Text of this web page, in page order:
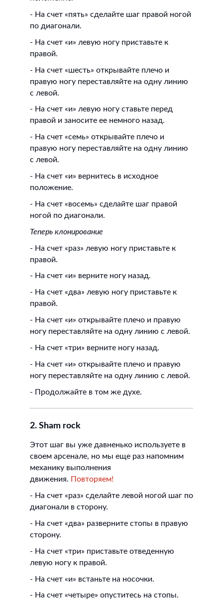
- На счет «пять» сделайте шаг правой ногой
по диагонали.
- На счет «и» левую ногу приставьте к
правой.
- На счет «шесть» открывайте плечо и
правую ногу переставляйте на одну линию
с левой.
- На счет «и» левую ногу ставьте перед
правой и заносите ее немного назад.
- На счет «семь» открывайте плечо и
правую ногу переставляйте на одну линию
с левой.
- На счет «и» вернитесь в исходное
положение.
- На счет «восемь» сделайте шаг правой
ногой по диагонали.
Теперь клонирование
- На счет «раз» левую ногу приставьте к
правой.
- На счет «и» верните ногу назад.
- На счет «два» левую ногу приставьте к
правой.
- На счет «и» открывайте плечо и правую
ногу переставляйте на одну линию с левой.
- На счет «три» верните ногу назад.
- На счет «и» открывайте плечо и правую
ногу переставляйте на одну линию с левой.
- Продолжайте в том же духе.
2. Sham rock
Этот шаг вы уже давненько используете в
своем арсенале, но мы еще раз напомним
механику выполнения
движения. Повторяем!
- На счет «раз» сделайте левой ногой шаг по
диагонали в сторону.
- На счет «два» разверните стопы в правую
сторону.
- На счет «три» приставьте отведенную
левую ногу к правой.
- На счет «и» встаньте на носочки.
- На счет «четыре» опуститесь на стопы.